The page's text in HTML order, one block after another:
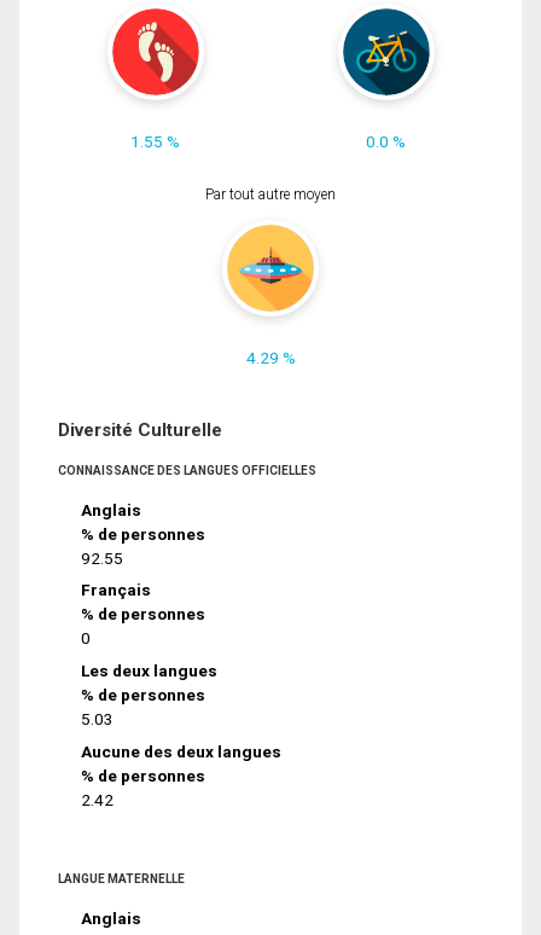
1.55 % 0.0 %
Par tout autre moyen
4.29 %
Diversité Culturelle
CONNAISSANCE DES LANGUES OFFICIELLES
Anglais
% de personnes
92.55
Français
% de personnes
0
Les deux langues
% de personnes
5.03
Aucune des deux langues
% de personnes
2.42
LANGUE MATERNELLE
Anglais